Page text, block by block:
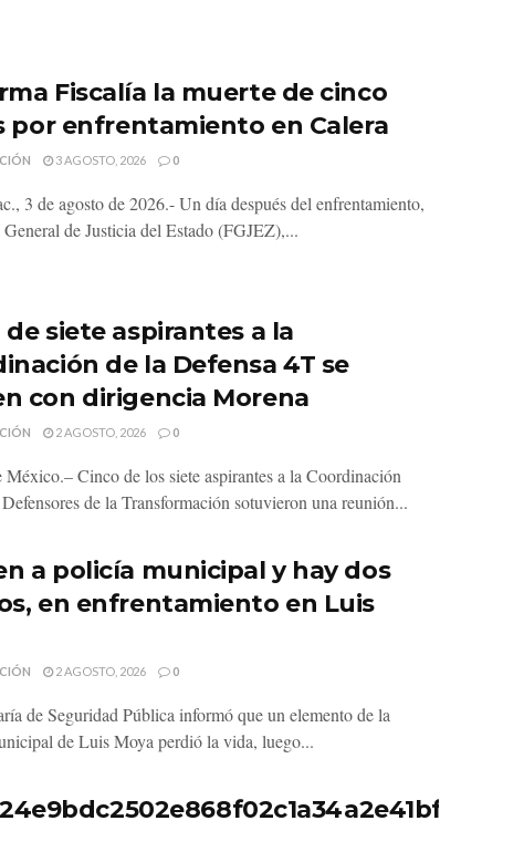
Fiscalía la muerte de cinco
por enfrentamiento en Calera
3 AGOSTO, 2026 0
3 de agosto de 2026.- Un día después del enfrentamiento,
de Justicia del Estado (FGJEZ),...
de siete aspirantes a la
de la Defensa 4T se
con dirigencia Morena
2 AGOSTO, 2026 0
México.– Cinco de los siete aspirantes a la Coordinación
de la Transformación sotuvieron una reunión...
a policía municipal y hay dos
en enfrentamiento en Luis
2 AGOSTO, 2026 0
de Seguridad Pública informó que un elemento de la
de Luis Moya perdió la vida, luego...